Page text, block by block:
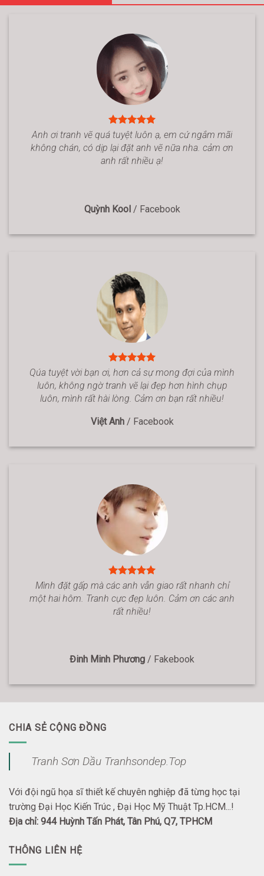
Anh ơi tranh vẽ quá tuyệt luôn ạ, em cứ ngắm mãi
không chán, có dịp lại đặt anh vẽ nữa nha. cảm ơn
anh rất nhiều ạ!
Quỳnh Kool / Facebook
Qúa tuyệt vời bạn ơi, hơn cả sự mong đợi của mình
luôn, không ngờ tranh vẽ lại đẹp hơn hình chụp
luôn, mình rất hài lòng. Cảm ơn bạn rất nhiều!
Việt Anh / Facebook
Mình đặt gấp mà các anh vẫn giao rất nhanh chỉ
một hai hôm. Tranh cực đẹp luôn. Cảm ơn các anh
rất nhiều!
Đinh Minh Phương / Fakebook
CHIA SẺ CỘNG ĐỒNG
Tranh Sơn Dầu Tranhsondep.Top
Với đội ngũ họa sĩ thiết kế chuyên nghiệp đã từng học tại
trường Đại Học Kiến Trúc , Đại Học Mỹ Thuật Tp.HCM...!
Địa chỉ: 944 Huỳnh Tấn Phát, Tân Phú, Q7, TPHCM
THÔNG LIÊN HỆ